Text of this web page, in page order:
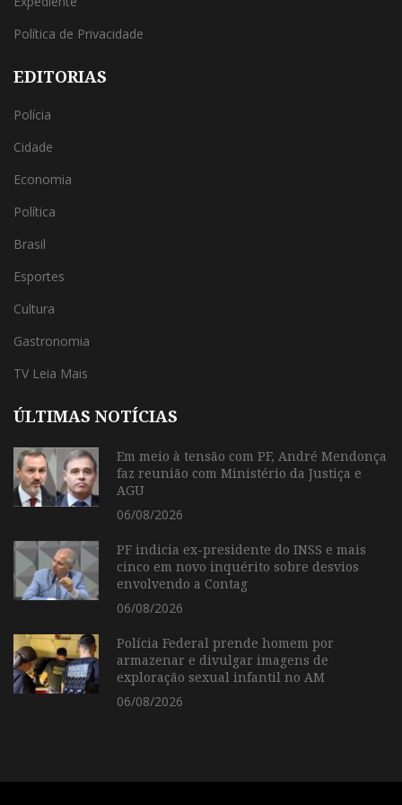
Política de Privacidade
EDITORIAS
Polícia
Cidade
Economia
Política
Brasil
Esportes
Cultura
Gastronomia
TV Leia Mais
ÚLTIMAS NOTÍCIAS
Em meio à tensão com PF, André Mendonça
faz reunião com Ministério da Justiça e
AGU
06/08/2026
PF indicia ex-presidente do INSS e mais
cinco em novo inquérito sobre desvios
envolvendo a Contag
06/08/2026
Polícia Federal prende homem por
armazenar e divulgar imagens de
exploração sexual infantil no AM
06/08/2026